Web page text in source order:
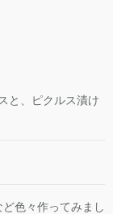
と、ピクルス漬け
色々作ってみまし